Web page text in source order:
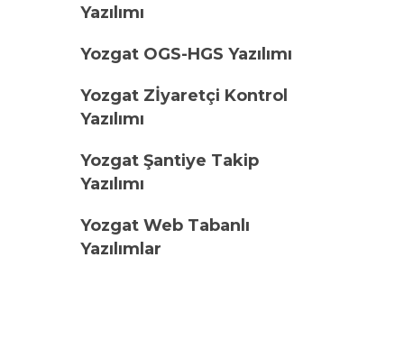
Yazılımı
Yozgat OGS-HGS Yazılımı
Yozgat Zİyaretçi Kontrol
Yazılımı
Yozgat Şantiye Takip
Yazılımı
Yozgat Web Tabanlı
Yazılımlar